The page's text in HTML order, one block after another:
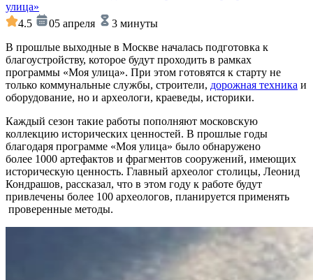
улица»
4.5
05 апреля
3 минуты
В прошлые выходные в Москве началась подготовка к
благоустройству, которое будут проходить в рамках
программы «Моя улица». При этом готовятся к старту не
только коммунальные службы, строители, дорожная техника и
оборудование, но и археологи, краеведы, историки.
Каждый сезон такие работы пополняют московскую
коллекцию исторических ценностей. В прошлые годы
благодаря программе «Моя улица» было обнаружено
более 1000 артефактов и фрагментов сооружений, имеющих
историческую ценность. Главный археолог столицы, Леонид
Кондрашов, рассказал, что в этом году к работе будут
привлечены более 100 археологов, планируется применять
проверенные методы.